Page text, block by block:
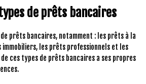
de prêts bancaires
prêts bancaires, notamment : les prêts à la
immobiliers, les prêts professionnels et les
ces types de prêts bancaires a ses propres